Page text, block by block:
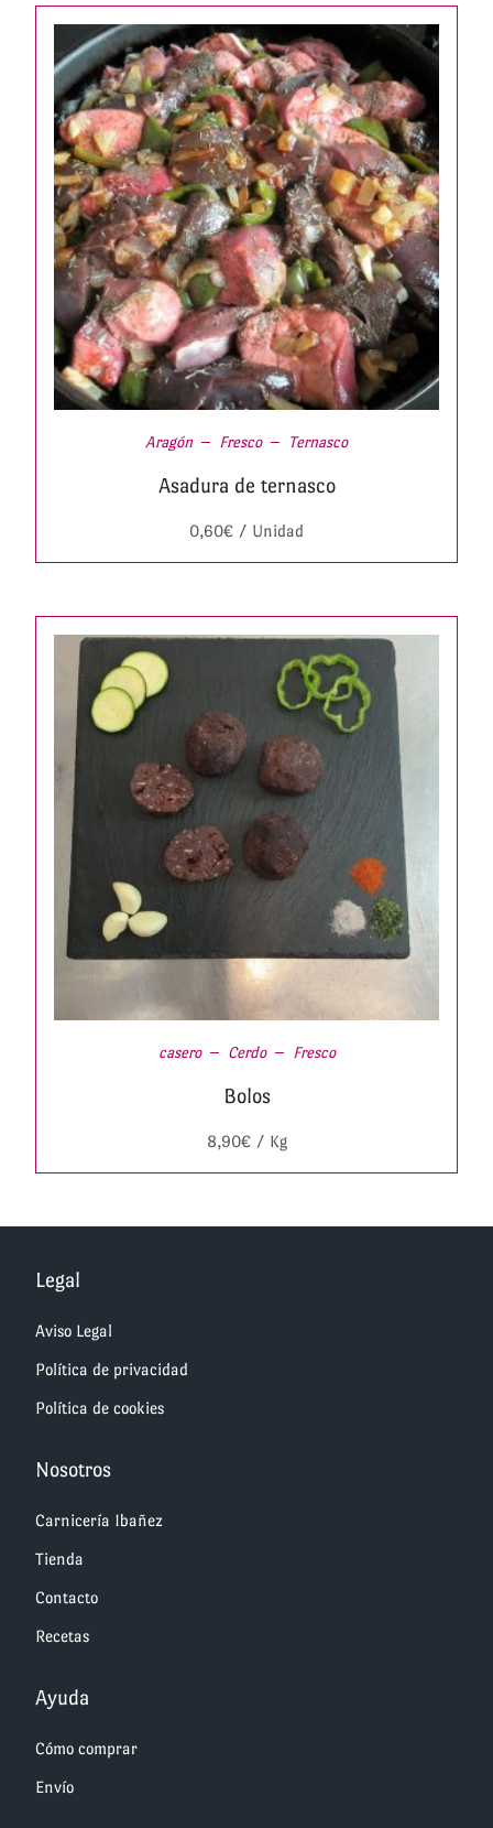
Aragón Fresco Ternasco
Asadura de ternasco
0,60€ / Unidad
casero Cerdo Fresco
Bolos
8,90€/ Kg
Legal
Aviso Legal
Política de privacidad
Política de cookies
Nosotros
Carnicería Ibañez
Tienda
Contacto
Recetas
Ayuda
Cómo comprar
Envío